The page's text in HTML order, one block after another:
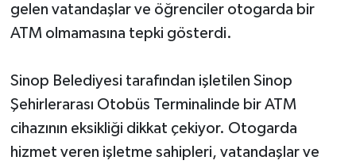
gelen vatandaşlar ve öğrenciler otogarda bir
ATM olmamasına tepki gösterdi.
Sinop Belediyesi tarafından işletilen Sinop
Şehirlerarası Otobüs Terminalinde bir ATM
cihazının eksikliği dikkat çekiyor. Otogarda
hizmet veren işletme sahipleri, vatandaşlar ve